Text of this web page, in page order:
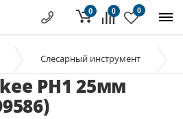
0 0
0
Слесарный инструмент
PH1 25мм